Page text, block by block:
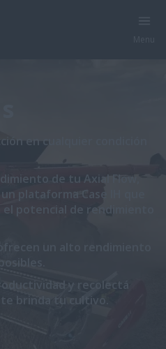
en cualquier condición
de tu Axial Flow,
plataforma Case IH que
el potencial de rendimiento
un alto rendimiento
y recolectá
brinda tu cultivo.